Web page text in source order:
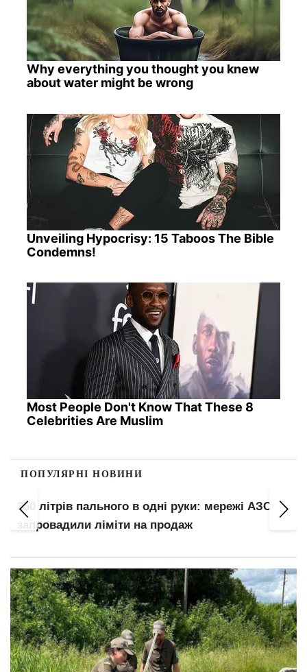
Why everything you thought you knew
about water might be wrong
Unveiling Hypocrisy: 15 Taboos The Bible
Condemns!
Most People Don't Know That These 8
Celebrities Are Muslim
ПОПУЛЯРНІ НОВИНИ
250 літрів пального в одні руки: мережі АЗС
запровадили ліміти на продаж